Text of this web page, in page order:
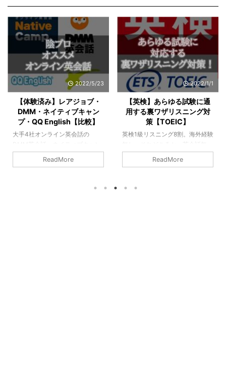
2022/5/23
【体験済み】レアジョブ・
DMM・ネイティブキャン
プ・QQ English【比較】
大手4社オンライン英会話の
DMM英会話・ネイティブキャン
プ・レアジョブ・QQ Englishを比
較し、独学英検1級海外経験無し
ReadMore
2022/1/1
【英検】あらゆる試験に通
用する裏ワザリスニング対
策【TOEIC】
英検1級リスニング8割。海外経験
無し。それどころか、英会話無
し。そんな陰キャが「英検だろう
がTOEICだろうが通用するリスニ
ReadMore